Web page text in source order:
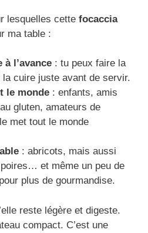
lesquelles cette focaccia
ma table :
à l’avance : tu peux faire la
la cuire juste avant de servir.
le monde : enfants, amis
gluten, amateurs de
met tout le monde
: abricots, mais aussi
et même un peu de
plus de gourmandise.
reste légère et digeste.
compact. C’est une